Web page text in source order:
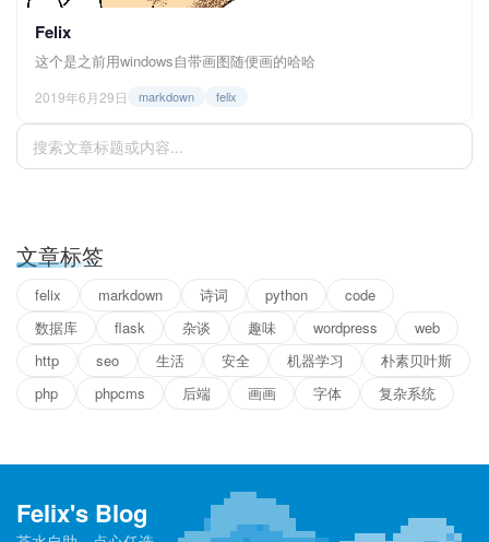
Felix
这个是之前用windows自带画图随便画的哈哈
2019年6月29日 markdown felix
文章标签
felix markdown 诗词 python
code
数据库
flask 杂谈 趣味 wordpress
web
http
seo 生活 安全 机器学习
朴素贝叶斯
php
phpcms 后端 画画 字体 复杂系统
Felix's Blog